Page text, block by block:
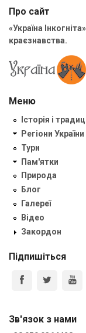
Про сайт
«Україна
краєзнавства.
Меню
Історія і
Регіони України
Тури
Пам'ятки
Природа
Блог
Галереї
Відео
Закордон
Підпишіться
Зв'язок з нами